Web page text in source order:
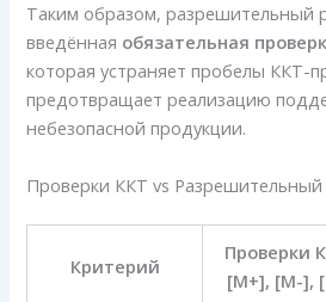
Таким образом, разрешительный
введённая обязательная
которая устраняет пробелы ККТ-
предотвращает реализацию
небезопасной продукции.
Проверки ККТ vs
Критерий
Проверки
[M+], [M-],